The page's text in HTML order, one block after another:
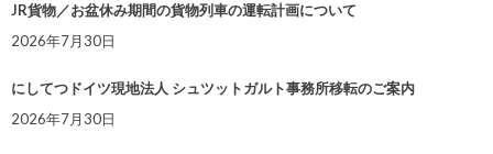
JR貨物／お盆休み期間の貨物列車の運転計画について
2026年7月30日
にしてつドイツ現地法人 シュツットガルト事務所移転のご案内
2026年7月30日